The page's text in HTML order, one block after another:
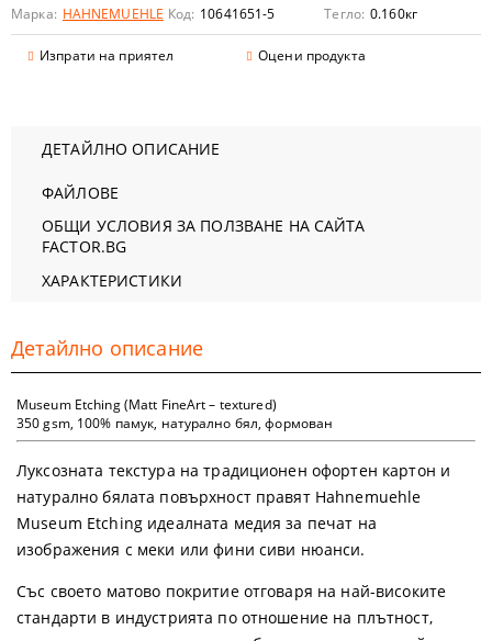
Марка: HAHNEMUEHLE Код: 10641651-5 Тегло: 0.160кг
Изпрати на приятел Оцени продукта
ДЕТАЙЛНО ОПИСАНИЕ
ФАЙЛОВЕ
ОБЩИ УСЛОВИЯ ЗА ПОЛЗВАНЕ НА САЙТА
FACTOR.BG
ХАРАКТЕРИСТИКИ
Детайлно описание
Museum Etching (Matt FineArt – textured)
350 gsm, 100% памук, натурално бял, формован
Луксозната текстура на традиционен офортен картон и
натурално бялата повърхност правят Hahnemuehle
Museum Etching идеалната медия за печат на
изображения с меки или фини сиви нюанси.
Със своето матово покритие отговаря на най-високите
стандарти в индустрията по отношение на плътност,